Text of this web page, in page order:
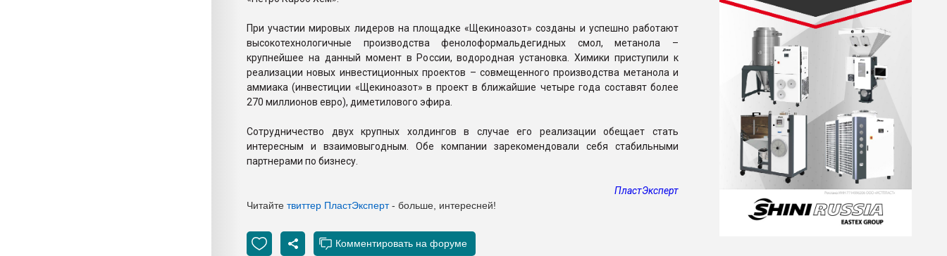
При участии мировых лидеров на площадке «Щекиноазот» созданы и успешно работают
высокотехнологичные производства фенолоформальдегидных смол, метанола –
крупнейшее на данный момент в России, водородная установка. Химики приступили к
реализации новых инвестиционных проектов – совмещенного производства метанола и
аммиака (инвестиции «Щекиноазот» в проект в ближайшие четыре года составят более
270 миллионов евро), диметилового эфира.
Сотрудничество двух крупных холдингов в случае его реализации обещает стать
интересным и взаимовыгодным. Обе компании зарекомендовали себя стабильными
партнерами по бизнесу.
ПластЭксперт
Читайте твиттер ПластЭксперт- больше, интересней!